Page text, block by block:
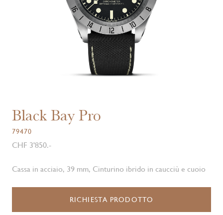
Black Bay Pro
79470
CHF 3'850.-
Cassa in acciaio, 39 mm, Cinturino ibrido in caucciù e cuoio
RICHIESTA PRODOTTO